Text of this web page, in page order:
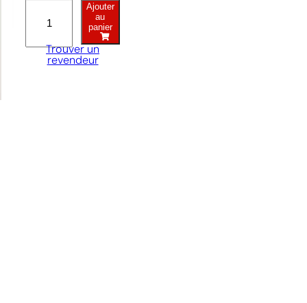
klein
quantity
Ajouter
au
panier
Trouver un
revendeur